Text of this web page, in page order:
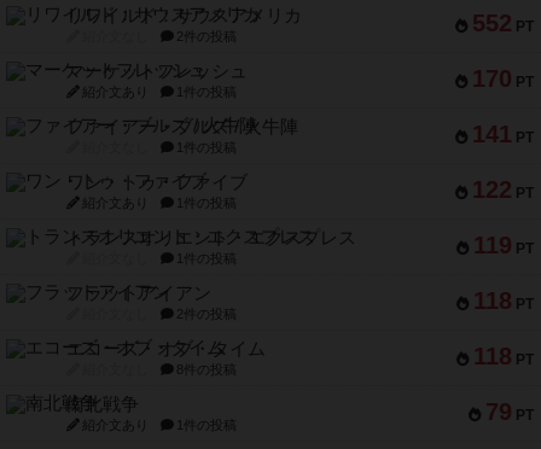
552 PT
リワイルド：サウスアメリカ
2件の投稿
170 PT
マーケットフレッシュ
紹介文あり 1件の投稿
141 PT
ファイアー・ブルズ / 火牛陣
1件の投稿
122 PT
ワン・トゥ・ファイブ
紹介文あり 1件の投稿
119 PT
トランスオリエント・エクスプレス
1件の投稿
118 PT
フラットアイアン
2件の投稿
118 PT
エコーズ・オブ・タイム
8件の投稿
79 PT
南北戦争
紹介文あり 1件の投稿